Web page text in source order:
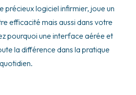
précieux logiciel infirmier, joue un
efficacité mais aussi dans votre
pourquoi une interface aérée et
la différence dans la pratique